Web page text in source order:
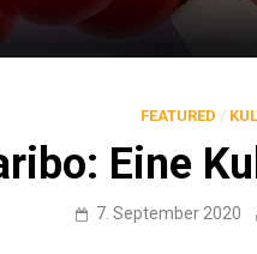
FEATURED /
Eine
7. September 2020